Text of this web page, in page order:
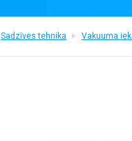
Sadzīves tehnika Vakuuma